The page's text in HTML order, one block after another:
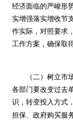
经济面临的严峻形
实增强落实增收节
作实际，对照要求
工作方案，确保取
（二）树立市
各部门要改变过去
识，转变投入方式
担保、政府购买服